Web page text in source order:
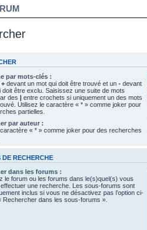
par mots-clés :
+ devant un mot qui doit être trouvé et un - devant
doit être exclu. Saisissez une suite de mots
des | entre crochets si uniquement un des mots
Utilisez le caractère « * » comme joker pour
partielles.
par auteur :
« * » comme joker pour des recherches
DE RECHERCHE
dans les forums :
le forum ou les forums dans le(s)quel(s) vous
une recherche. Les sous-forums sont
inclus si vous ne désactivez pas l’option ci-
Rechercher dans les sous-forums ».